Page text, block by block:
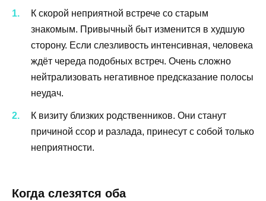
К скорой неприятной встрече со старым
знакомым. Привычный быт изменится в худшую
сторону. Если слезливость интенсивная, человека
ждёт череда подобных встреч. Очень сложно
нейтрализовать негативное предсказание полосы
неудач.
К визиту близких родственников. Они станут
причиной ссор и разлада, принесут с собой только
неприятности.
Когда слезятся оба